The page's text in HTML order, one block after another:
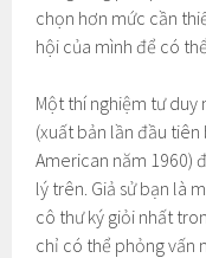
chọn hơn mức cần
hội của mình để có
Một thí nghiệm tư
(xuất bản lần đầu
American năm 1960)
lý trên. Giả sử bạn là
cô thư ký giỏi nhất
chỉ có thể phỏng vấn